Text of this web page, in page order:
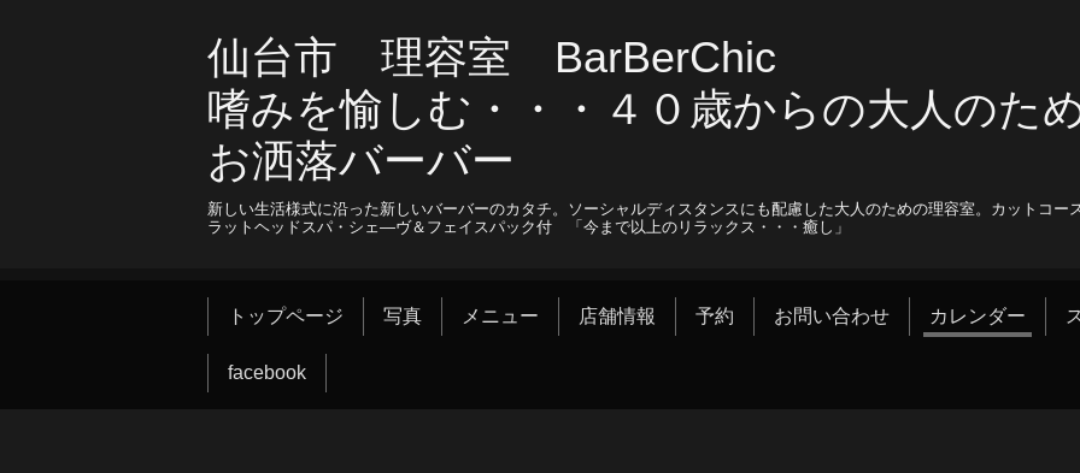
仙台市 理容室 BarBerChic
嗜みを愉しむ・・・４０歳からの大人のた
お洒落バーバー
新しい生活様式に沿った新しいバーバーのカタチ。ソーシャルディスタンスにも配慮した大人のための理容室。カットコー
ラットヘッドスパ・シェ―ヴ＆フェイスパック付 「今まで以上のリラックス・・・癒し」
トップページ 写真 メニュー 店舗情報 予約 お問い合わせ カレンダー
facebook